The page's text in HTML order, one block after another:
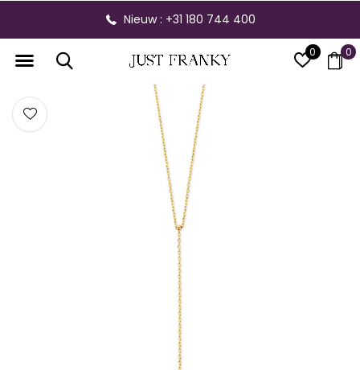
0 0
Nieuw : +31 180 744 400